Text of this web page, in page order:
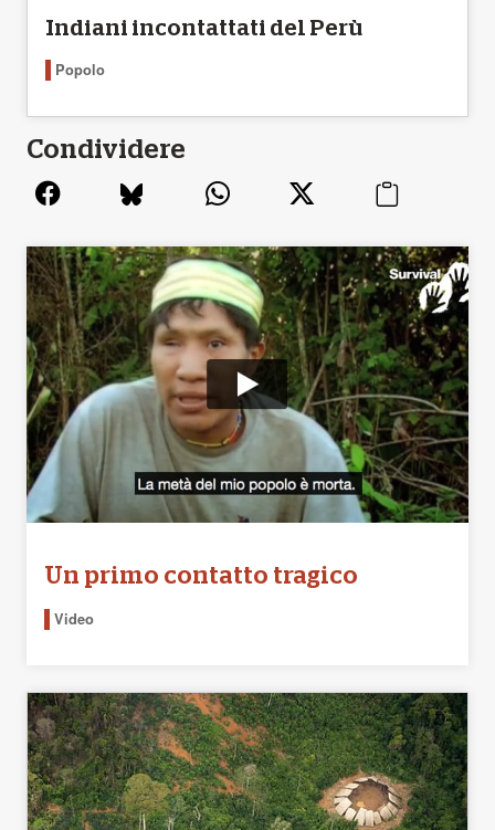
Indiani incontattati del Perù
Popolo
Condividere
Un primo contatto tragico
Video